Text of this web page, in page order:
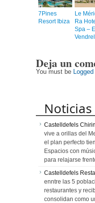
7Pines
Resort Ibiza
Le
Ra
Spa – El
Vendrell
Deja un
You must be
Castelldefels
vive a orillas del
el plan perfecto
Espacios con
para relajarse
Castelldefels
enntre las 5
restaurantes y
consolidan como